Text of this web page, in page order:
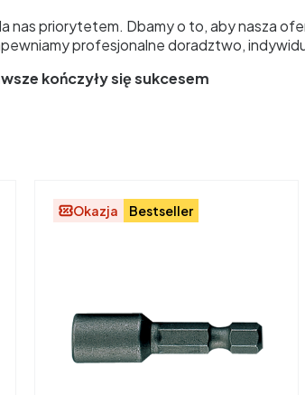
nas priorytetem. Dbamy o to, aby nasza
profesjonalne doradztwo,
kończyły się sukcesem
Okazja Bestseller